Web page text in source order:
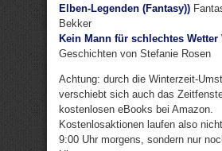
Elben-Legenden (Fantasy))
Bekker
Kein Mann für schlechtes Wetter
Geschichten von Stefanie Rosen
Achtung: durch die Winterzeit-
verschiebt sich auch das
kostenlosen eBooks bei Amazon.
Kostenlosaktionen laufen also
9:00 Uhr morgens, sondern nur